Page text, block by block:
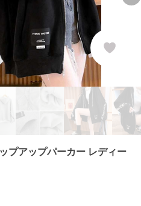
プアップパーカー レディー